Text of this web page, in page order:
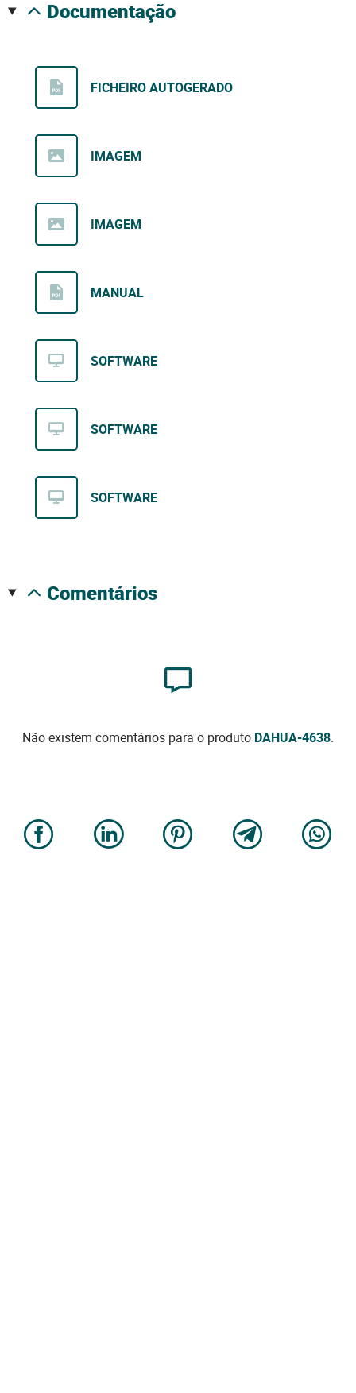
documentação
FICHEIRO AUTOGERADO
IMAGEM
IMAGEM
MANUAL
SOFTWARE
SOFTWARE
SOFTWARE
comentários
Não existem comentários para o produto DAHUA-4638.